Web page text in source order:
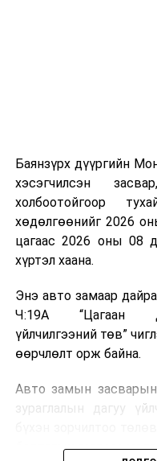
болон дулааны
болдог. Зарим
үлдэх үнснээс
авах боломжтой аж.
байна. Тухайлбал,
гарсан үнснээс
ашигладаг бол
боловсруулах
Ийнхүү лаг хатаах,
Баянзүрх дүүргийн
хэсэгчилсэн
холбоотойгоор
хөдөлгөөнийг 2026
цагаас 2026 оны 08
хүртэл хаана.
Энэ авто замаар
Ч:19А “Цагаан
үйлчилгээний төв”
өөрчлөлт орж байна.
Авто замын засварын
зураглалын дагуу
бодлогын газраас